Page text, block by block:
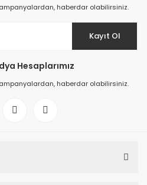
haberdar olabilirsiniz.
Kayıt Ol
Hesaplarımız
haberdar olabilirsiniz.